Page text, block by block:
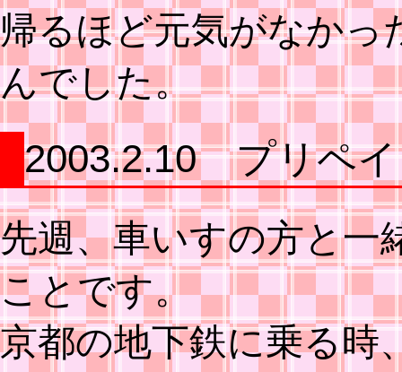
帰るほど元気がなかっ
んでした。
2003.2.10 プリペイ
先週、車いすの方と一
ことです。
京都の地下鉄に乗る時